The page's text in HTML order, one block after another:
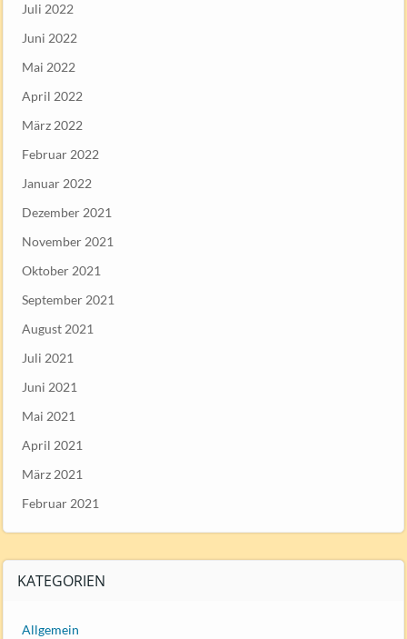
Juli 2022
Juni 2022
Mai 2022
April 2022
März 2022
Februar 2022
Januar 2022
Dezember 2021
November 2021
Oktober 2021
September 2021
August 2021
Juli 2021
Juni 2021
Mai 2021
April 2021
März 2021
Februar 2021
KATEGORIEN
Allgemein